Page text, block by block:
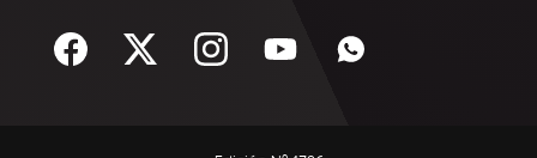
Sociedad
Términos y condiciones